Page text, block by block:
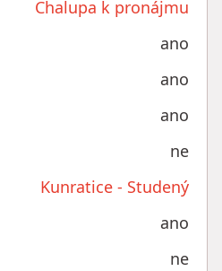
Chalupa k pronájmu
ano
ano
ano
ne
Kunratice - Studený
ano
ne